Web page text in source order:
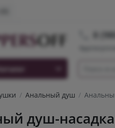
8
Каталог
Анальный душ
душ-